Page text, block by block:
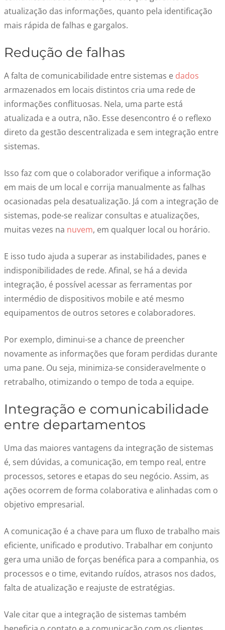
atualização das informações, quanto pela identificação
mais rápida de falhas e gargalos.
Redução de falhas
A falta de comunicabilidade entre sistemas e dados
armazenados em locais distintos cria uma rede de
informações conflituosas. Nela, uma parte está
atualizada e a outra, não. Esse desencontro é o reflexo
direto da gestão descentralizada e sem integração entre
sistemas.
Isso faz com que o colaborador verifique a informação
em mais de um local e corrija manualmente as falhas
ocasionadas pela desatualização. Já com a integração de
sistemas, pode-se realizar consultas e atualizações,
muitas vezes na nuvem, em qualquer local ou horário.
E isso tudo ajuda a superar as instabilidades, panes e
indisponibilidades de rede. Afinal, se há a devida
integração, é possível acessar as ferramentas por
intermédio de dispositivos mobile e até mesmo
equipamentos de outros setores e colaboradores.
Por exemplo, diminui-se a chance de preencher
novamente as informações que foram perdidas durante
uma pane. Ou seja, minimiza-se consideravelmente o
retrabalho, otimizando o tempo de toda a equipe.
Integração e comunicabilidade
entre departamentos
Uma das maiores vantagens da integração de sistemas
é, sem dúvidas, a comunicação, em tempo real, entre
processos, setores e etapas do seu negócio. Assim, as
ações ocorrem de forma colaborativa e alinhadas com o
objetivo empresarial.
A comunicação é a chave para um fluxo de trabalho mais
eficiente, unificado e produtivo. Trabalhar em conjunto
gera uma união de forças benéfica para a companhia, os
processos e o time, evitando ruídos, atrasos nos dados,
falta de atualização e reajuste de estratégias.
Vale citar que a integração de sistemas também